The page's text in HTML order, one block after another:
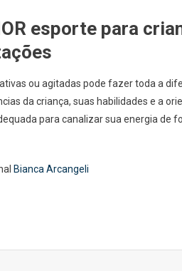
esporte para
ou agitadas pode fazer toda a
da criança, suas habilidades e a
para canalizar sua energia de
Bianca Arcangeli